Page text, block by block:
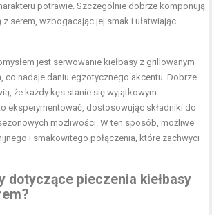
potrawie. Szczególnie dobrze komponują
z serem, wzbogacając jej smak i ułatwiając
jest serwowanie kiełbasy z grillowanym
co nadaje daniu egzotycznego akcentu. Dobrze
że każdy kęs stanie się wyjątkowym
eksperymentować, dostosowując składniki do
możliwości. W ten sposób, możliwe
i smakowitego połączenia, które zachwyci
dotyczące pieczenia kiełbasy